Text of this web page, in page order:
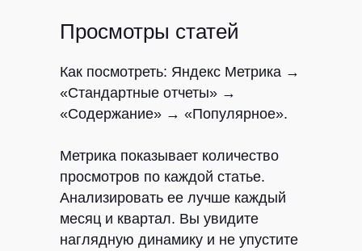
Просмотры статей
Как посмотреть: Яндекс Метрика →
«Стандартные отчеты» →
«Содержание» → «Популярное».
Метрика показывает количество
просмотров по каждой статье.
Анализировать ее лучше каждый
месяц и квартал. Вы увидите
наглядную динамику и не упустите